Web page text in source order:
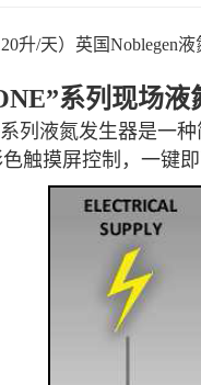
升/天）英国Noblegen液
系列现场液
列液氮发生器是一
触摸屏控制，一键即